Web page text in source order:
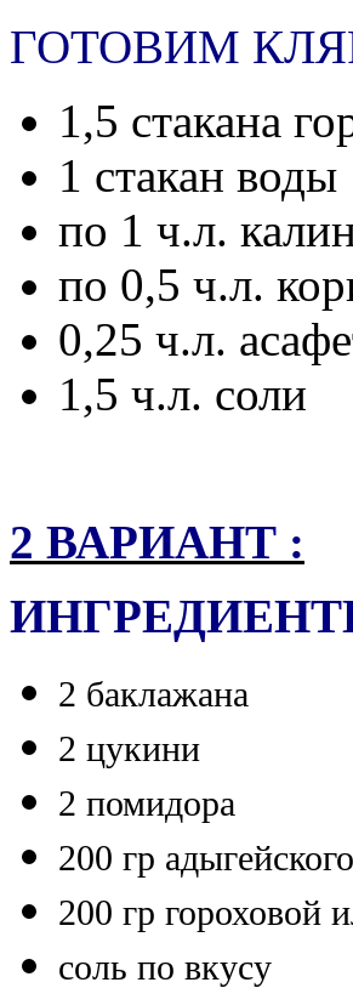
ГОТОВИМ
1,5 стакана
1 стакан воды
по 1 ч.л.
по 0,5 ч.л.
0,25 ч.л.
1,5 ч.л. соли
2 ВАРИАНТ :
2 баклажана
2 цукини
2 помидора
200 гр
200 гр гороховой
соль по вкусу